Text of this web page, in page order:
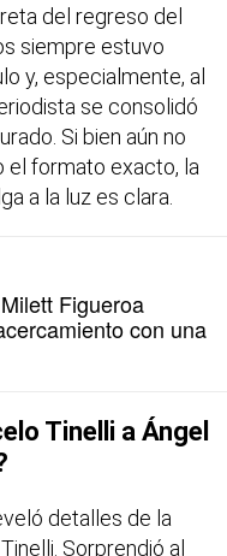
del regreso del
siempre estuvo
y, especialmente, al
se consolidó
Si bien aún no
el formato exacto, la
a la luz es clara.
Figueroa
con una
Tinelli a Ángel
detalles de la
Sorprendió al